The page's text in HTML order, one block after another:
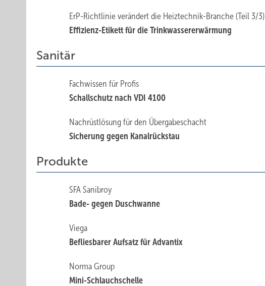
ErP-Richtlinie verändert die Heiztechnik-Branche (Teil 3/3)
Effizienz-Etikett für die Trinkwassererwärmung
Sanitär
Fachwissen für Profis
Schallschutz nach VDI 4100
Nachrüstlösung für den Übergabeschacht
Sicherung gegen Kanalrückstau
Produkte
SFA Sanibroy
Bade- gegen ­Duschwanne
Viega
Befliesbarer Aufsatz für Advantix
Norma Group
Mini-Schlauchschelle